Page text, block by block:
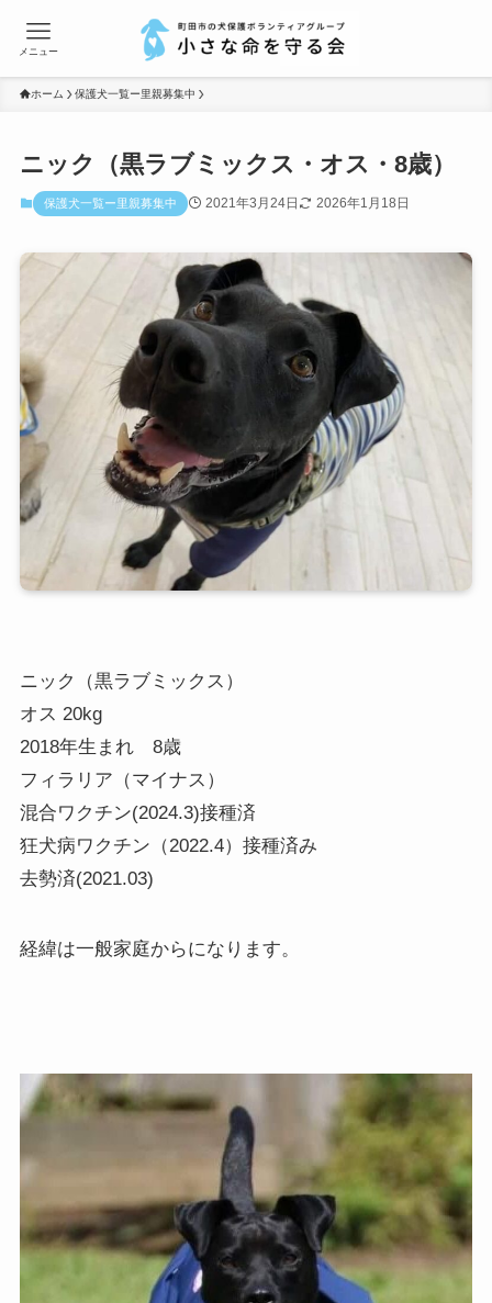
メニュー
ホーム 保護犬一覧ー里親募集中
ニック（黒ラブミックス・オス・8歳）
保護犬一覧ー里親募集中 2021年3月24日 2026年1月18日
ニック（黒ラブミックス）
オス 20kg
2018年生まれ 8歳
フィラリア（マイナス）
混合ワクチン(2024.3)接種済
狂犬病ワクチン（2022.4）接種済み
去勢済(2021.03)
経緯は一般家庭からになります。